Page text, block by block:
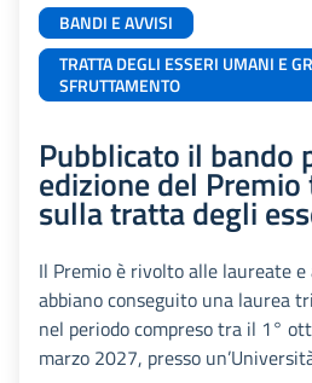
BANDI E AVVISI
TRATTA DEGLI ESSERI UMANI E
SFRUTTAMENTO
Pubblicato il bando
edizione del
sulla tratta degli
Il Premio è rivolto alle laureate
abbiano conseguito una laurea
nel periodo compreso tra il 1°
marzo 2027, presso